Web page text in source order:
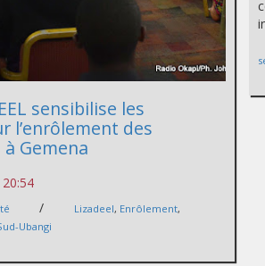
sensibilise les
l’enrôlement des
Gemena
/ Lizadeel, Enrôlement,
Ubangi